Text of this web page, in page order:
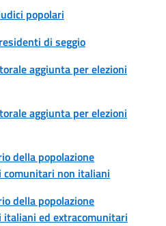
popolari
di seggio
aggiunta per elezioni
aggiunta per elezioni
della popolazione
non italiani
della popolazione
ed extracomunitari